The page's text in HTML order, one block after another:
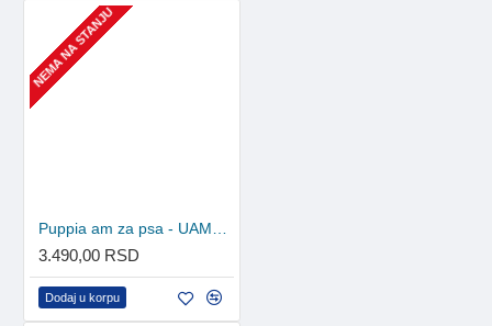
NEMA NA STANJU
3.490,00 RSD
Dodaj u korpu